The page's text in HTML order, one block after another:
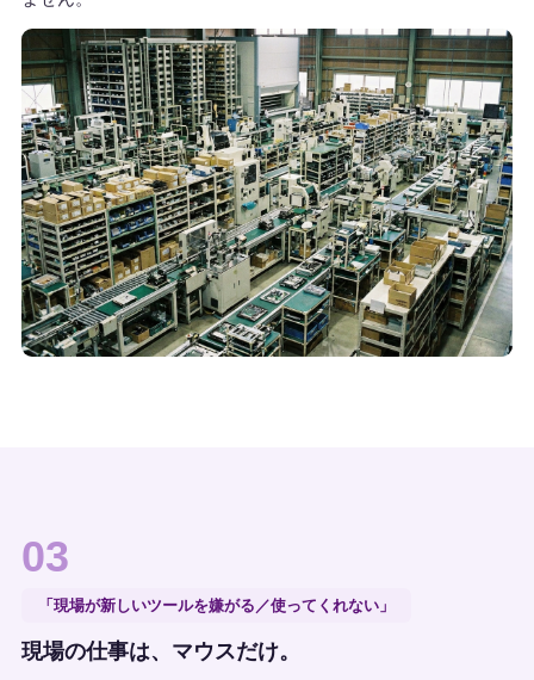
03
「現場が新しいツールを嫌がる／使ってくれない」
現場の仕事は、マウスだけ。